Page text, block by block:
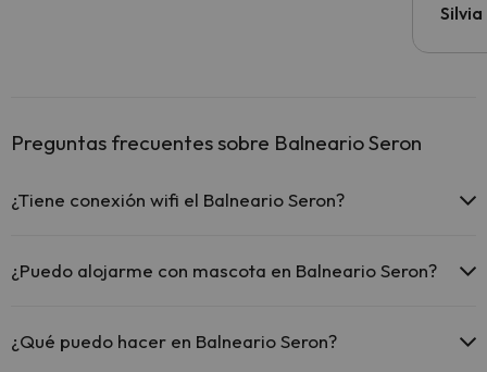
Preguntas frecuentes sobre Balneario Seron
¿Tiene conexión wifi el Balneario Seron?
¿Puedo alojarme con mascota en Balneario Seron?
¿Qué puedo hacer en Balneario Seron?